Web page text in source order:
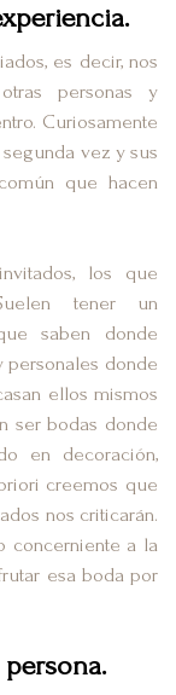
es decir, nos
personas y
Curiosamente
vez y sus
que hacen
los que
tener un
saben donde
personales donde
ellos mismos
ser bodas donde
en decoración,
creemos que
nos criticarán.
concerniente a la
esa boda por